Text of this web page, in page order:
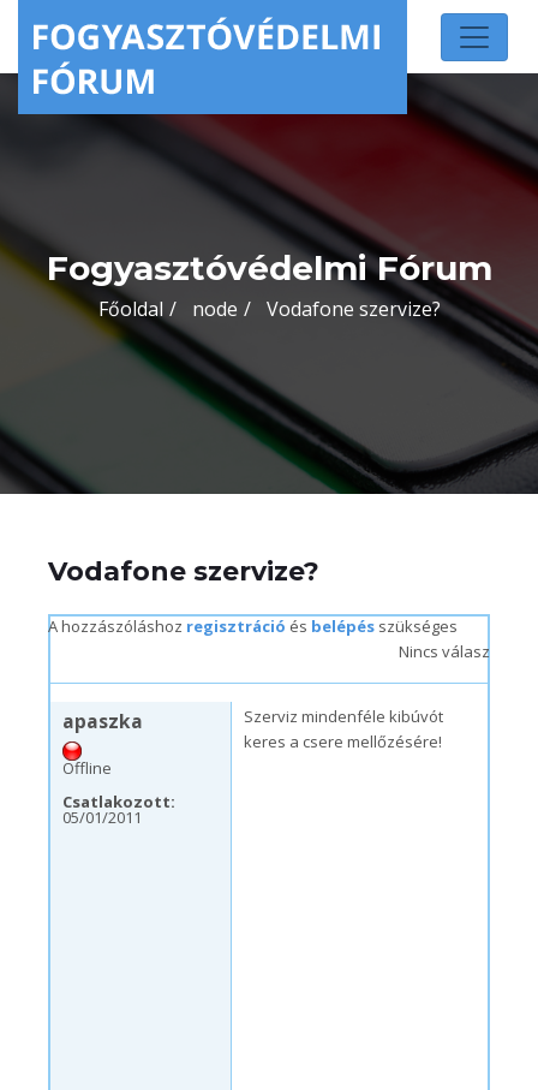
Fogyasztóvédelmi Fórum
Főoldal node Vodafone szervize?
Vodafone szervize?
A hozzászóláshoz regisztráció és belépés szükséges
Nincs válasz
apaszka
Offline
Csatlakozott:
05/01/2011
Szerviz mindenféle kibúvót
keres a csere mellőzésére!